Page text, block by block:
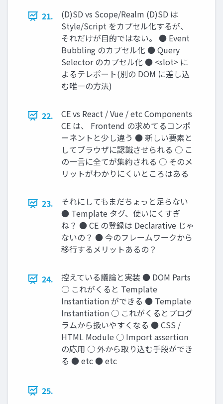
21.
(D)SD vs Scope/Realm (D)SD は
Style/Script をカプセル化するが、
それだけが目的ではない。 ● Event
Bubbling のカプセル化 ● Query
Selector のカプセル化 ● <slot> に
よるテレポート(別の DOM に差し込
む唯一の方法)
22.
CE vs React / Vue / etc Components
CE は、 Frontend の求めてるコンポ
ーネントと少し違う ● 新しい要素と
してブラウザに認識させられる ○ こ
の一言に全てが集約される ○ そのメ
リットがわかりにくいところはある
23.
それにしてもまだちょっと足らない
● Template タグ、使いにくすぎ
ね？ ● CE の登録は Declarative じゃ
ないの？ ● 今のフレームワークから
移行するメリットあるの？
24.
控えている議論と実装 ● DOM Parts
○ これがくると Template
Instantiation ができる ● Template
Instantiation ○ これがくるとプログ
ラムから扱いやすくなる ● CSS /
HTML Module ○ Import assertion
の応用 ○ 外から取り込む手段ができ
る ● etc ● etc
25.